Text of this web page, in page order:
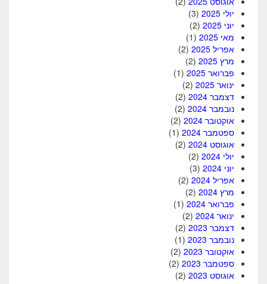
יולי 2025
(3)
יוני 2025
(2)
מאי 2025
(1)
אפריל 2025
(2)
מרץ 2025
(2)
פברואר 2025
(1)
ינואר 2025
(2)
דצמבר 2024
(2)
נובמבר 2024
(2)
אוקטובר 2024
(2)
ספטמבר 2024
(1)
אוגוסט 2024
(2)
יולי 2024
(2)
יוני 2024
(3)
אפריל 2024
(2)
מרץ 2024
(2)
פברואר 2024
(1)
ינואר 2024
(2)
דצמבר 2023
(2)
נובמבר 2023
(1)
אוקטובר 2023
(2)
ספטמבר 2023
(2)
אוגוסט 2023
(2)